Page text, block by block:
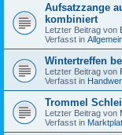
Aufsatzzange
kombiniert
Letzter Beitrag von
Verfasst in
Wintertreffen
Letzter Beitrag von
Verfasst in
Trommel
Letzter Beitrag von
Verfasst in